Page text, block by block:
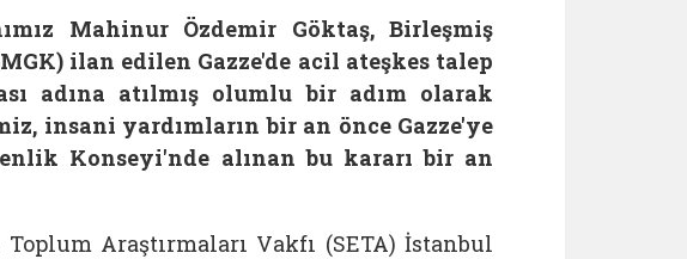
Mahinur Özdemir Göktaş, Birleşmiş
ilan edilen Gazze'de acil ateşkes talep
adına atılmış olumlu bir adım olarak
insani yardımların bir an önce Gazze'ye
Konseyi'nde alınan bu kararı bir an
Araştırmaları Vakfı (SETA) İstanbul